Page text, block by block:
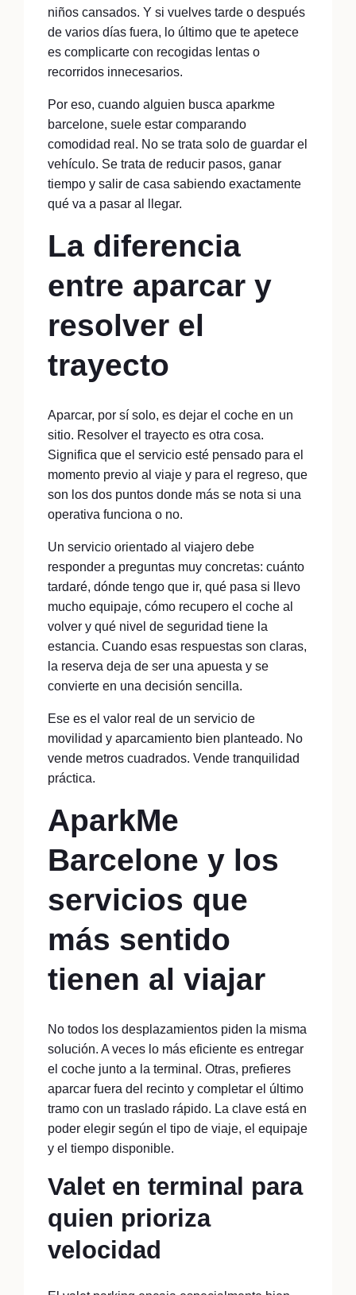
niños cansados. Y si vuelves tarde o después
de varios días fuera, lo último que te apetece
es complicarte con recogidas lentas o
recorridos innecesarios.
Por eso, cuando alguien busca aparkme
barcelone, suele estar comparando
comodidad real. No se trata solo de guardar el
vehículo. Se trata de reducir pasos, ganar
tiempo y salir de casa sabiendo exactamente
qué va a pasar al llegar.
La diferencia
entre aparcar y
resolver el
trayecto
Aparcar, por sí solo, es dejar el coche en un
sitio. Resolver el trayecto es otra cosa.
Significa que el servicio esté pensado para el
momento previo al viaje y para el regreso, que
son los dos puntos donde más se nota si una
operativa funciona o no.
Un servicio orientado al viajero debe
responder a preguntas muy concretas: cuánto
tardaré, dónde tengo que ir, qué pasa si llevo
mucho equipaje, cómo recupero el coche al
volver y qué nivel de seguridad tiene la
estancia. Cuando esas respuestas son claras,
la reserva deja de ser una apuesta y se
convierte en una decisión sencilla.
Ese es el valor real de un servicio de
movilidad y aparcamiento bien planteado. No
vende metros cuadrados. Vende tranquilidad
práctica.
AparkMe
Barcelone y los
servicios que
más sentido
tienen al viajar
No todos los desplazamientos piden la misma
solución. A veces lo más eficiente es entregar
el coche junto a la terminal. Otras, prefieres
aparcar fuera del recinto y completar el último
tramo con un traslado rápido. La clave está en
poder elegir según el tipo de viaje, el equipaje
y el tiempo disponible.
Valet en terminal para
quien prioriza
velocidad